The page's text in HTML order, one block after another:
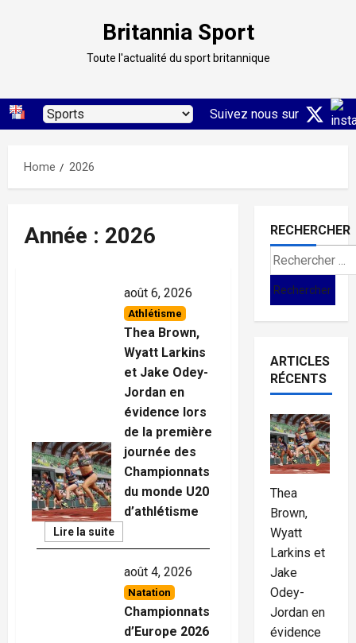
Britannia Sport
Toute l'actualité du sport britannique
Suivez nous sur
Home 2026
Année : 2026
août 6, 2026
Athlétisme
Thea Brown,
Wyatt Larkins
et Jake Odey-
Jordan en
évidence lors
de la première
journée des
Championnats
du monde U20
d’athlétisme
Lire la suiteRead
More
août 4, 2026
Natation
Championnats
d’Europe 2026
RECHERCHER
Search
for:
ARTICLES
RÉCENTS
Thea
Brown,
Wyatt
Larkins et
Jake
Odey-
Jordan en
évidence